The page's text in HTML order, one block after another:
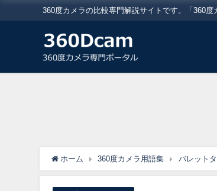
360度カメラの比較専門解説サイトです。「360
ホーム 360度カメラ用語集 バレット